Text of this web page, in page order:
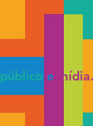
público e mídia.